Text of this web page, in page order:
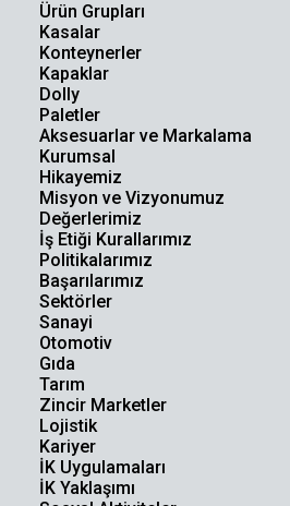
Ürün Grupları
Kasalar
Konteynerler
Kapaklar
Dolly
Paletler
Aksesuarlar ve Markalama
Kurumsal
Hikayemiz
Misyon ve Vizyonumuz
Değerlerimiz
İş Etiği Kurallarımız
Politikalarımız
Başarılarımız
Sektörler
Sanayi
Otomotiv
Gıda
Tarım
Zincir Marketler
Lojistik
Kariyer
İK Uygulamaları
İK Yaklaşımı